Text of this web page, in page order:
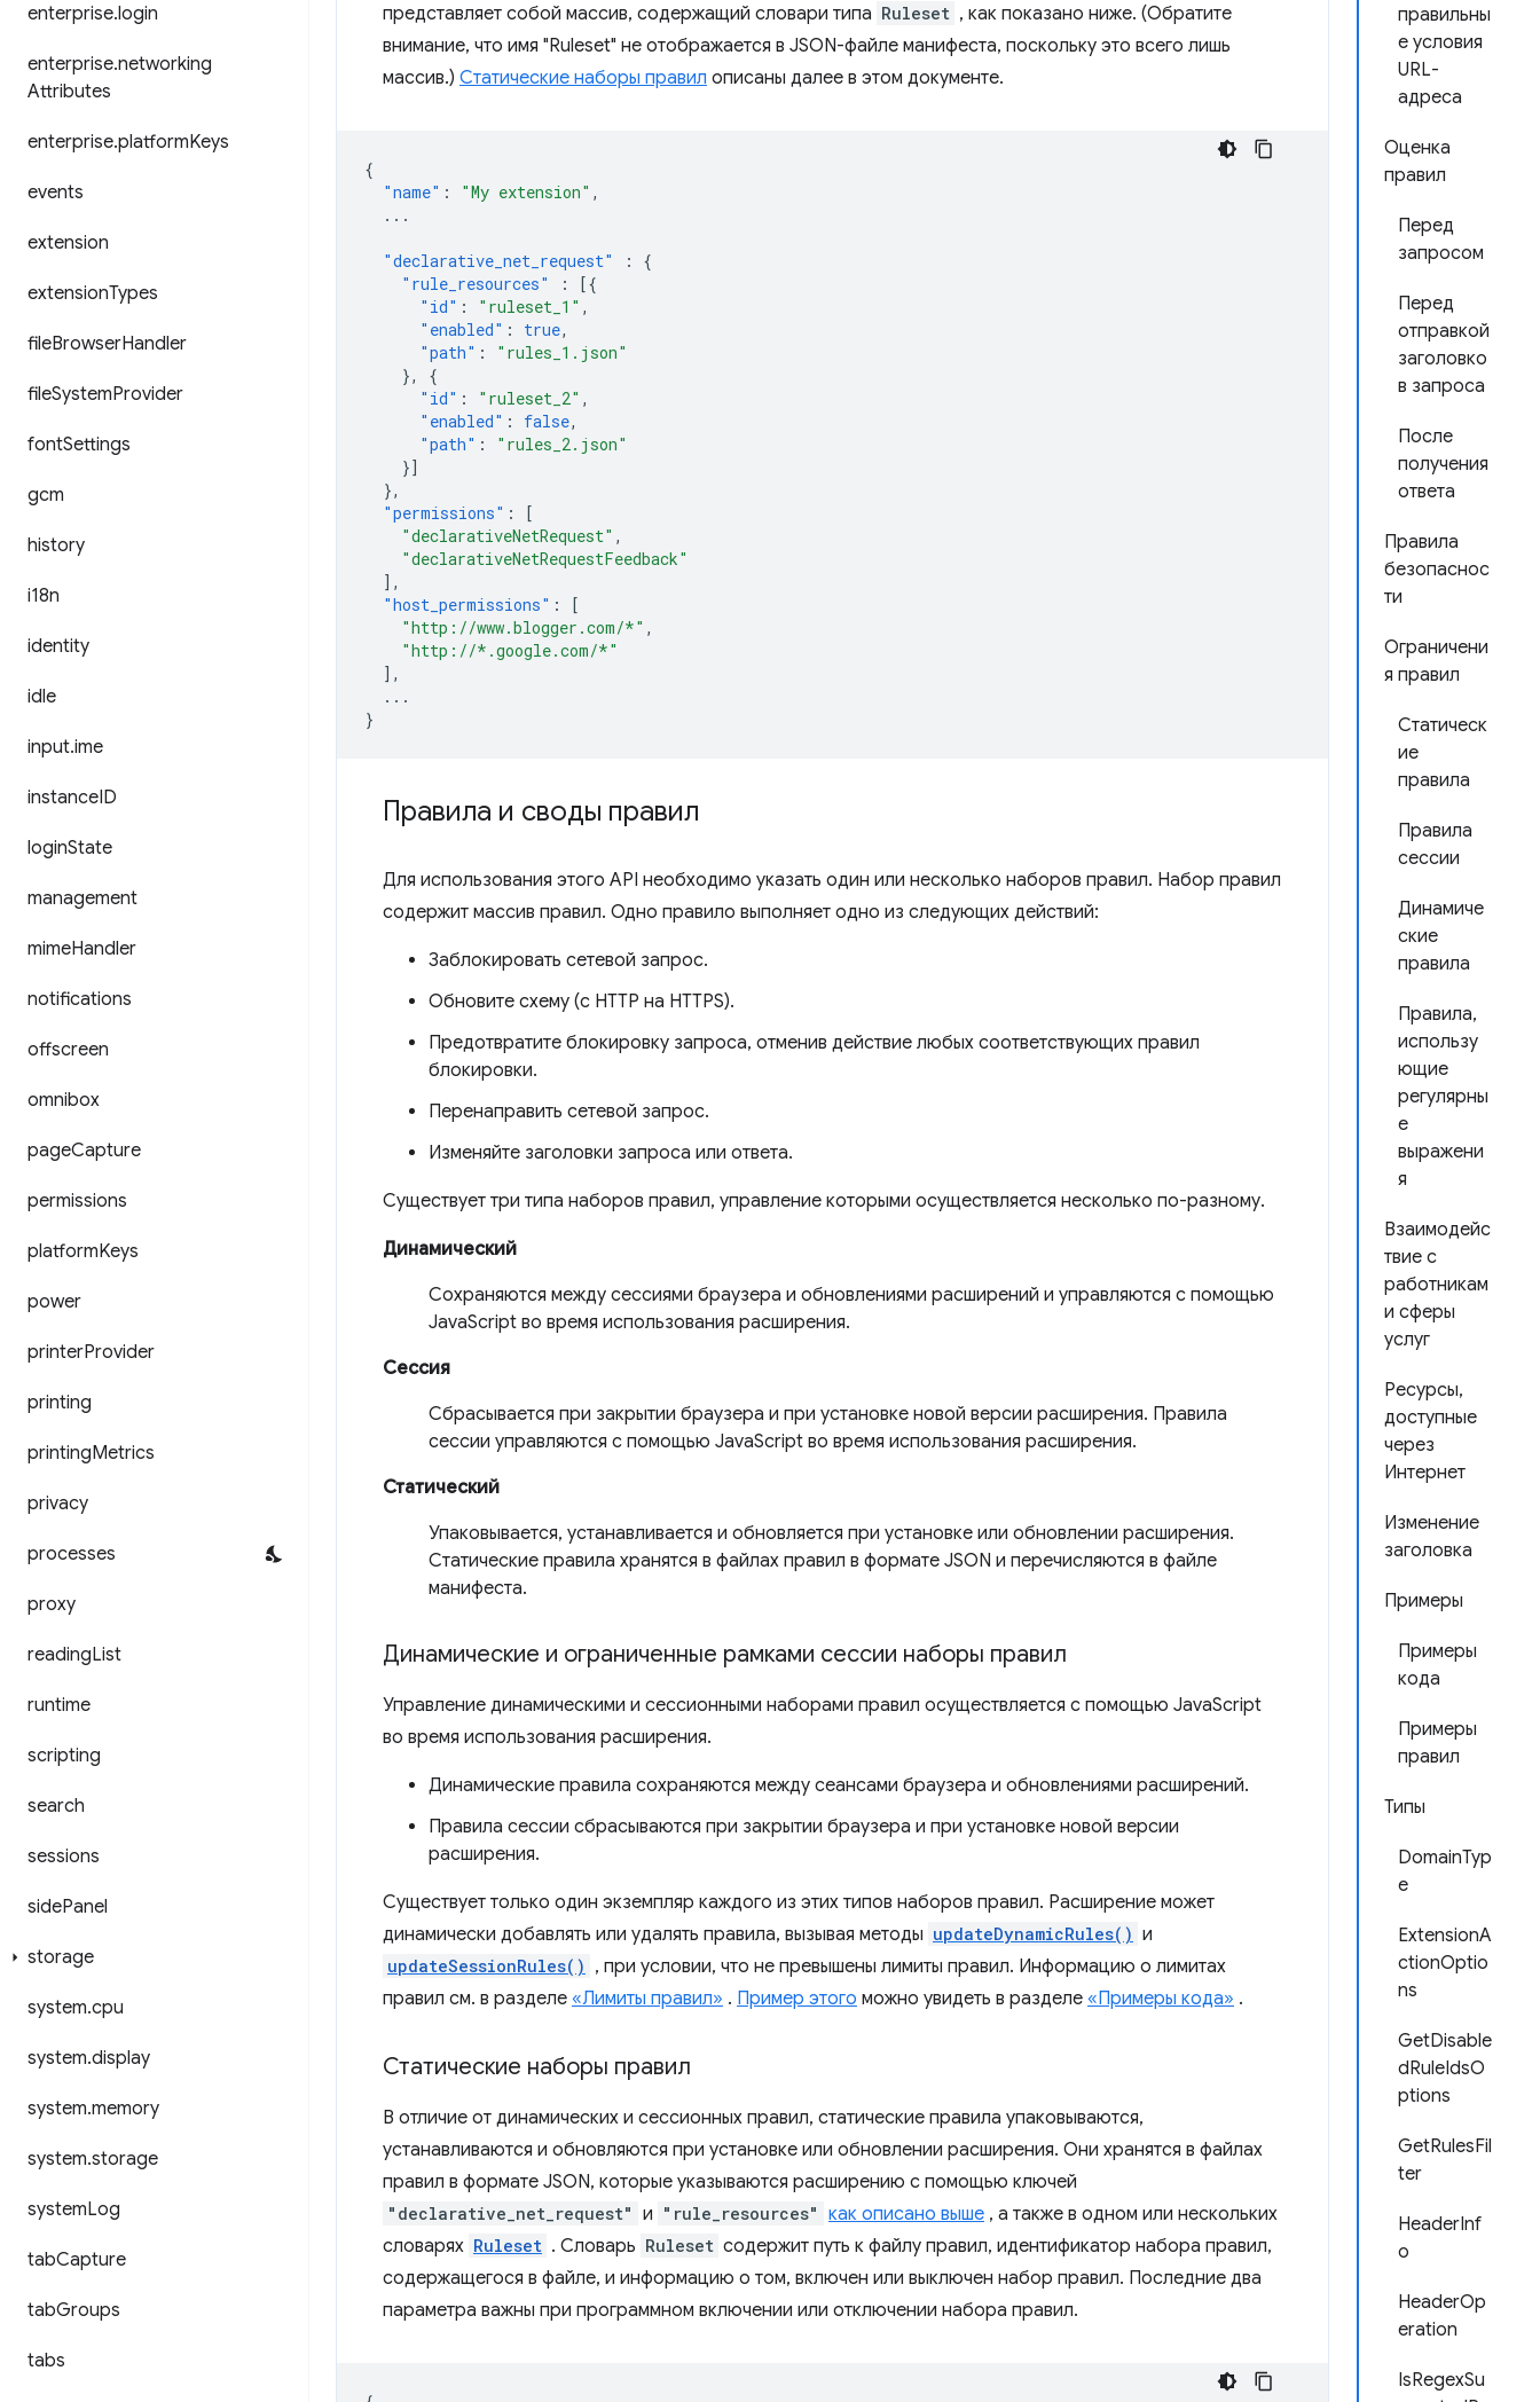
enterprise.login
enterprise.networking
Attributes
enterprise.platformKeys
events
extension
extensionTypes
fileBrowserHandler
fileSystemProvider
fontSettings
gcm
history
i18n
identity
idle
input.ime
instanceID
loginState
management
mimeHandler
notifications
offscreen
omnibox
pageCapture
permissions
platformKeys
power
printerProvider
printing
printingMetrics
privacy
processes
proxy
readingList
runtime
scripting
search
sessions
sidePanel
storage
system.cpu
system.display
system.memory
system.storage
systemLog
tabCapture
tabGroups
tabs
правильны
е условия
URL-
адреса
Оценка
правил
Перед
запросом
Перед
отправкой
заголовко
в запроса
После
получения
ответа
Правила
безопаснос
ти
Ограничени
я правил
Статическ
ие
правила
Правила
сессии
Динамиче
ские
правила
Правила,
использу
ющие
регулярны
е
выражени
я
Взаимодейс
твие с
работникам
и сферы
услуг
Ресурсы,
доступные
через
Интернет
Изменение
заголовка
Примеры
Примеры
кода
Примеры
правил
Типы
DomainTyp
e
ExtensionA
ctionOptio
ns
GetDisable
dRuleIdsO
ptions
GetRulesFil
ter
HeaderInf
o
HeaderOp
eration
IsRegexSu
представляет собой массив, содержащий словари типа Ruleset , как показано ниже. (Обратите
внимание, что имя "Ruleset" не отображается в JSON-файле манифеста, поскольку это всего лишь
массив.) Статические наборы правил описаны далее в этом документе.
{
"name" : "My extension" ,
...
"declarative_net_request" :
{
"rule_resources"
:
[{
"id" : "ruleset_1" ,
"enabled" : true,
"path" :
"rules_1.json"
},
{
"id" : "ruleset_2" ,
"enabled" : false,
"path" :
"rules_2.json"
}]
},
"permissions" :
[
"declarativeNetRequest" ,
"declarativeNetRequestFeedback"
],
"host_permissions" :
[
"http://www.blogger.com/*" ,
"http://*.google.com/*"
],
...
}
Правила и своды правил
Для использования этого API необходимо указать один или несколько наборов правил. Набор правил
содержит массив правил. Одно правило выполняет одно из следующих действий:
Заблокировать сетевой запрос.
Обновите схему (с HTTP на HTTPS).
Предотвратите блокировку запроса, отменив действие любых соответствующих правил
блокировки.
Перенаправить сетевой запрос.
Изменяйте заголовки запроса или ответа.
Существует три типа наборов правил, управление которыми осуществляется несколько по-разному.
Динамический
Сохраняются между сессиями браузера и обновлениями расширений и управляются с помощью
JavaScript во время использования расширения.
Сессия
Сбрасывается при закрытии браузера и при установке новой версии расширения. Правила
сессии управляются с помощью JavaScript во время использования расширения.
Статический
Упаковывается, устанавливается и обновляется при установке или обновлении расширения.
Статические правила хранятся в файлах правил в формате JSON и перечисляются в файле
манифеста.
Динамические и ограниченные рамками сессии наборы правил
Управление динамическими и сессионными наборами правил осуществляется с помощью JavaScript
во время использования расширения.
Динамические правила сохраняются между сеансами браузера и обновлениями расширений.
Правила сессии сбрасываются при закрытии браузера и при установке новой версии
расширения.
Существует только один экземпляр каждого из этих типов наборов правил. Расширение может
динамически добавлять или удалять правила, вызывая методы updateDynamicRules() и
updateSessionRules() , при условии, что не превышены лимиты правил. Информацию о лимитах
правил см. в разделе «Лимиты правил» . Пример этого можно увидеть в разделе «Примеры кода» .
Статические наборы правил
В отличие от динамических и сессионных правил, статические правила упаковываются,
устанавливаются и обновляются при установке или обновлении расширения. Они хранятся в файлах
правил в формате JSON, которые указываются расширению с помощью ключей
"declarative_net_request" и "rule_resources" как описано выше , а также в одном или нескольких
словарях Ruleset . Словарь Ruleset содержит путь к файлу правил, идентификатор набора правил,
содержащегося в файле, и информацию о том, включен или выключен набор правил. Последние два
параметра важны при программном включении или отключении набора правил.